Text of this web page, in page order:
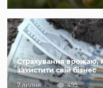
Страхування врожаю,
захистити свій бізнес
7 липня 495